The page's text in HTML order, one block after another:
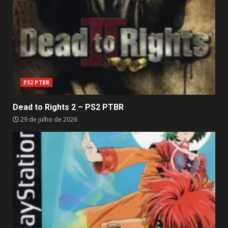
PS2 PTBR
Dead to Rights 2 – PS2 PTBR
29 de julho de 2026